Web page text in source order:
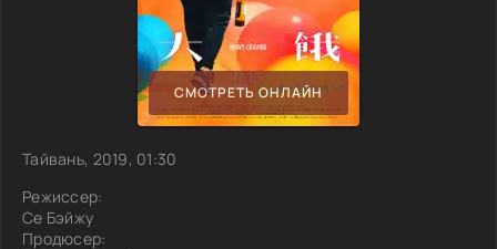
СМОТРЕТЬ ОНЛАЙН
Тайвань, 2019, 01:30
Режиссер:
Се Бэйжу
Продюсер: